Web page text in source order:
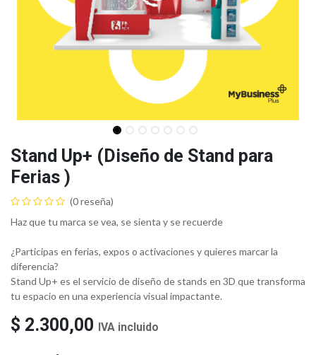
Stand Up+ (Diseño de Stand para
Ferias )
(0 reseña)
Haz que tu marca se vea, se sienta y se recuerde
¿Participas en ferias, expos o activaciones y quieres marcar la
diferencia?
Stand Up+ es el servicio de diseño de stands en 3D que transforma
tu espacio en una experiencia visual impactante.
$ 2.300,00 IVA incluido